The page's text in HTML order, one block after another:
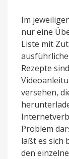
Im
nur eine
Liste mit
Rezepte
versehen,
Problem
läßt es sich
den